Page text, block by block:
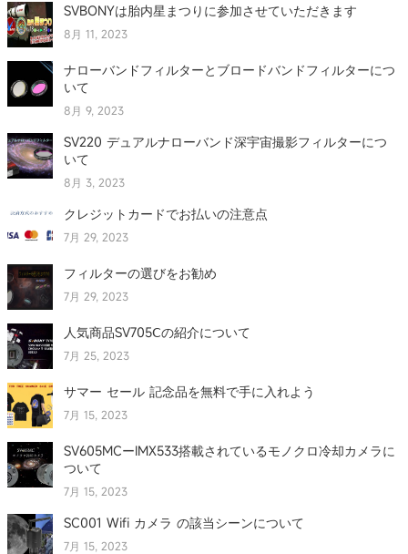
SVBONYは胎内星まつりに参加させていただきます
8月 11, 2023
ナローバンドフィルターとブロードバンドフィルターにつ
いて
8月 9, 2023
SV220 デュアルナローバンド深宇宙撮影フィルターにつ
いて
8月 3, 2023
クレジットカードでお払いの注意点
7月 29, 2023
フィルターの選びをお勧め
7月 29, 2023
人気商品SV705Ⅽの紹介について
7月 25, 2023
サマー セール 記念品を無料で手に入れよう
7月 15, 2023
SV605MCーIMX533搭載されているモノクロ冷却カメラに
ついて
7月 15, 2023
SC001 Wifi カメラ の該当シーンについて
7月 15, 2023